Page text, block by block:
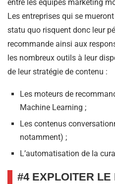
entre les équipes marketing
Les entreprises qui se
statu quo risquent donc leur
recommande ainsi aux
les nombreux outils à leur
de leur stratégie de contenu :
Les moteurs de
Machine Learning ;
Les contenus
notamment) ;
L’automatisation de la
#4 EXPLOITER